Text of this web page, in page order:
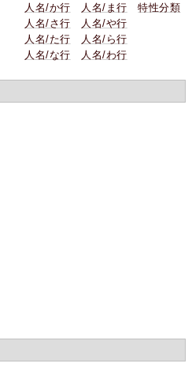
人名/か行
人名/ま行
特性分類
人名/さ行
人名/や行
人名/た行
人名/ら行
人名/な行
人名/わ行